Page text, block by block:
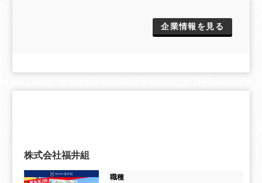
企業情報を見る
株式会社福井組
職種